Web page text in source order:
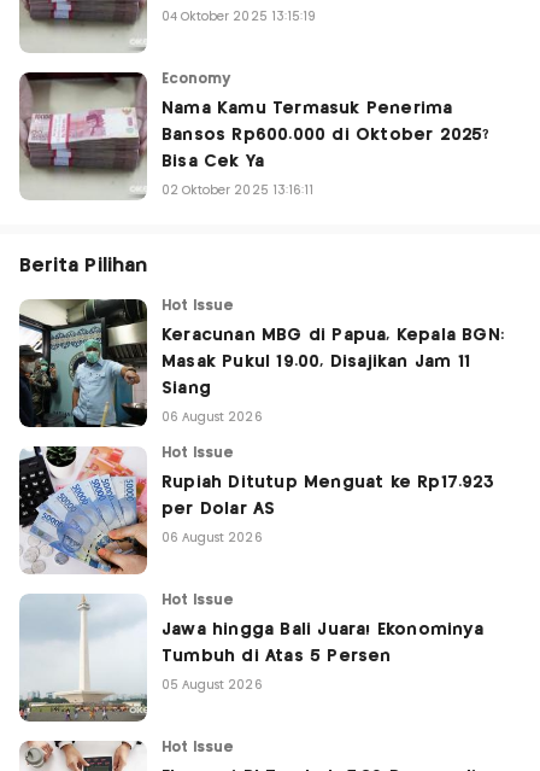
04 Oktober 2025 13:15:19
Economy
Nama Kamu Termasuk Penerima
Bansos Rp600.000 di Oktober 2025?
Bisa Cek Ya
02 Oktober 2025 13:16:11
Berita Pilihan
Hot Issue
Keracunan MBG di Papua, Kepala BGN:
Masak Pukul 19.00, Disajikan Jam 11
Siang
06 August 2026
Hot Issue
Rupiah Ditutup Menguat ke Rp17.923
per Dolar AS
06 August 2026
Hot Issue
Jawa hingga Bali Juara! Ekonominya
Tumbuh di Atas 5 Persen
05 August 2026
Hot Issue